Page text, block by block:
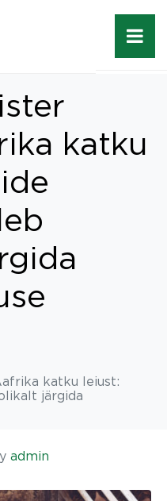
katku
katku leiust:
järgida
admin